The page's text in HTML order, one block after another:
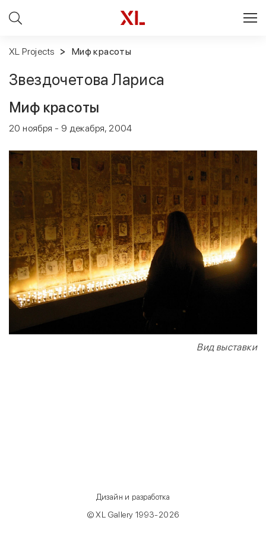
XL Projects Миф красоты
Звездочетова Лариса
Миф красоты
20 ноября - 9 декабря, 2004
Вид выставки
© XL Gallery 1993-2026
Дизайн и разработка